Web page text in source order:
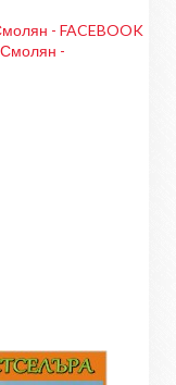
- FACEBOOK
-